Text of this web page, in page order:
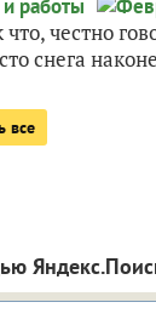
честно
снега
все